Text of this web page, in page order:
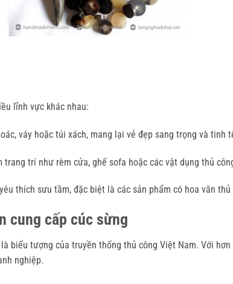
lĩnh vực khác nhau:
váy hoặc túi xách, mang lại vẻ đẹp sang trọng và tinh
trí như rèm cửa, ghế sofa hoặc các vật dụng thủ
thích sưu tầm, đặc biệt là các sản phẩm có hoa văn
cung cấp cúc sừng
biểu tượng của truyền thống thủ công Việt Nam. Với
nghiệp.